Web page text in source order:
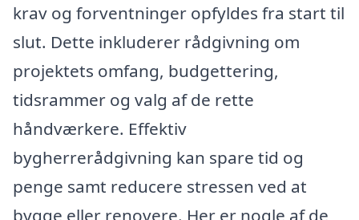
krav og forventninger opfyldes fra start til
slut. Dette inkluderer rådgivning om
projektets omfang, budgettering,
tidsrammer og valg af de rette
håndværkere. Effektiv
bygherrerådgivning kan spare tid og
penge samt reducere stressen ved at
bygge eller renovere. Her er nogle af de